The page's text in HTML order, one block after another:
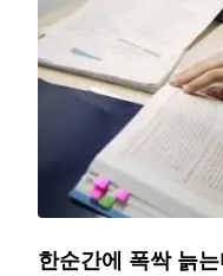
한순간에 폭싹 늙